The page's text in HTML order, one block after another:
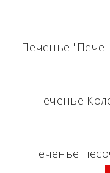
Печенье
Печенье
Печенье